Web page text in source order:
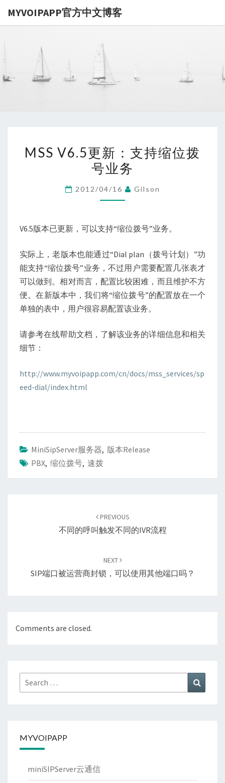
MYVOIPAPP官方中文博客
MYVOIPAPP
V6.5
更
缩
拨
号
业
务
MSS V6.5更新：支持缩位拨
号业务
2012/04/16 Gilson
V6.5版本已更新，可以支持“缩位拨号”业务。
实际上，老版本也能通过“Dial plan（拨号计划）”功
能支持“缩位拨号”业务，不过用户需要配置几张表才
可以做到。相对而言，配置比较困难，而且维护不方
便。在新版本中，我们将“缩位拨号”的配置放在一个
单独的表中，用户很容易配置该业务。
请参考在线帮助文档，了解该业务的详细信息和相关
细节：
http://www.myvoipapp.com/cn/docs/mss_services/sp
eed-dial/index.html
MiniSipServer服务器, 版本Release
PBX, 缩位拨号, 速拨
PREVIOUS
不同的呼叫触发不同的IVR流程
NEXT
SIP端口被运营商封锁，可以使用其他端口吗？
Comments are closed.
Search
for:
MYVOIPAPP
miniSIPServer云通信